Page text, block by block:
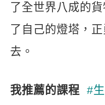
了全世界八成的
了自己的燈塔，
去。
我推薦的課程 #